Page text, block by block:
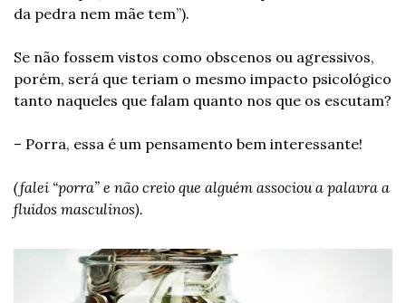
da pedra nem mãe tem”).
Se não fossem vistos como obscenos ou agressivos,
porém, será que teriam o mesmo impacto psicológico
tanto naqueles que falam quanto nos que os escutam?
– Porra, essa é um pensamento bem interessante!
(falei “porra” e não creio que alguém associou a palavra a
fluidos masculinos).